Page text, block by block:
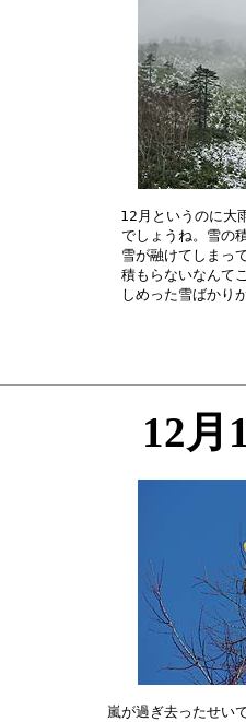
12月というのに大
でしょうね。雪の
雪が融けてしまっ
積もらないなんて
12月
嵐が過ぎ去ったせい